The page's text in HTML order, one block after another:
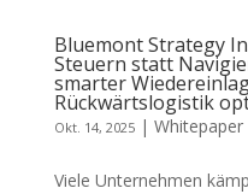
Bluemont Strategy
Steuern statt
smarter
Rückwärtslogistik
Okt. 14, 2025| Whitepaper
Viele Unternehmen